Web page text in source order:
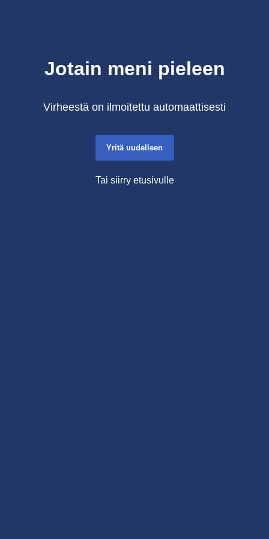
Jotain meni pieleen
Virheestä on ilmoitettu automaattisesti
Yritä uudelleen
Tai siirry etusivulle